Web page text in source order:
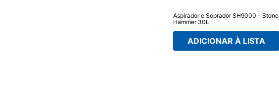
Aspirador e Soprador SH9000 - Stone
Hammer 30L
ADICIONAR À LISTA